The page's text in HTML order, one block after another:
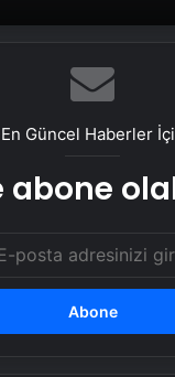
En Güncel Haberler
abone